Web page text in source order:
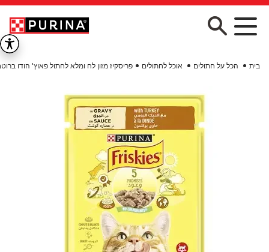
Skip to main content
בית הכל על חתולים אוכל לחתולים פריסקיז מזון לח ומלא לחתול פאוץ' הודו